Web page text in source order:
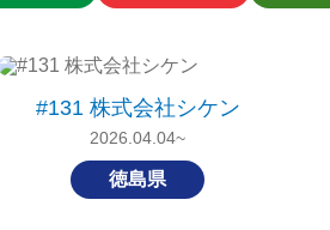
#131 株式会社シケン
2026.04.04~
徳島県